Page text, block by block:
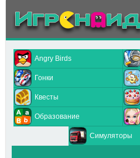
Angry Birds
Гонки
Квесты
Образование
Симуляторы